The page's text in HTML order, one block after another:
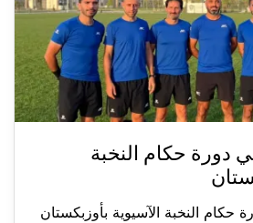
دورة حكام النخبة
حكام النخبة الآسيوية بأوزبكستان